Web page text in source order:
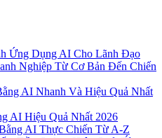
Ứng Dụng AI Cho Lãnh Đạo
Nghiệp Từ Cơ Bản Đến Chiến
AI Nhanh Và Hiệu Quả Nhất
AI Hiệu Quả Nhất 2026
AI Thực Chiến Từ A-Z